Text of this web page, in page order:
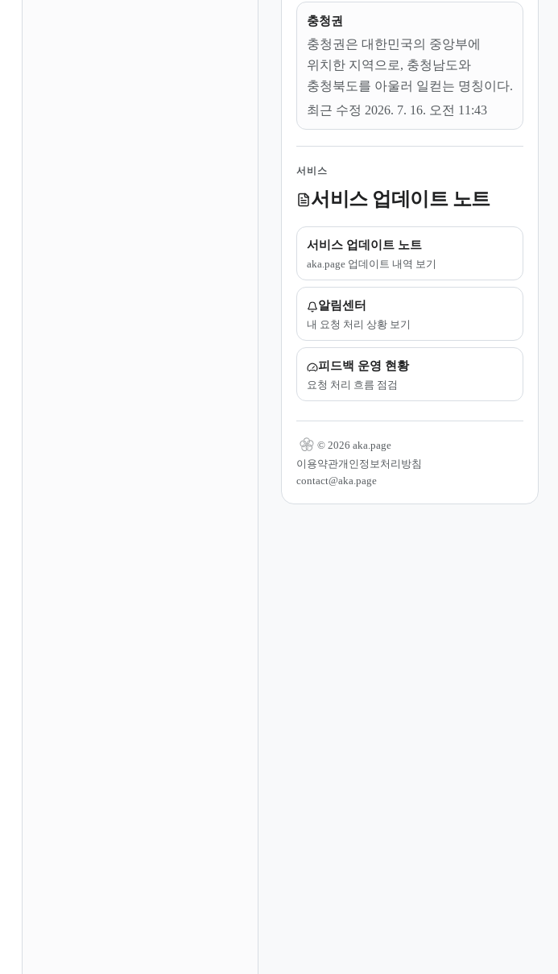
충청권
충청권은 대한민국의 중앙부에
위치한 지역으로, 충청남도와
충청북도를 아울러 일컫는 명칭이다.
최근 수정 2026. 7. 16. 오전 11:43
서비스
서비스 업데이트 노트
서비스 업데이트 노트
aka.page 업데이트 내역 보기
알림센터
내 요청 처리 상황 보기
피드백 운영 현황
요청 처리 흐름 점검
© 2026 aka.page
이용약관개인정보처리방침
contact@aka.page